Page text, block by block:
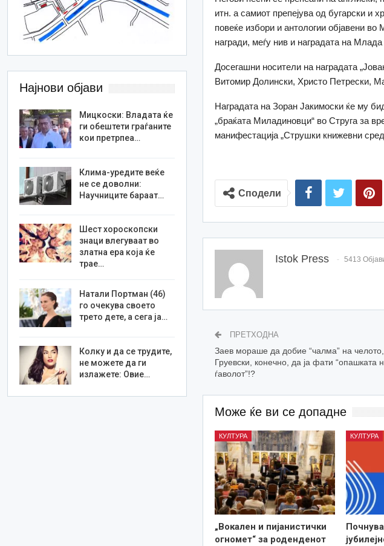
итн. а самиот препејува од бугарски и
повеќе избори и антологии објавени
награди, меѓу нив и наградата на
Досегашни носители на наградата
Витомир Долински, Христо Петрески,
Наградата на Зоран Јакимоски ќе му
„браќата Миладиновци“ во Струга за
манифестација „Струшки книжевни
Сподели
Istok Press 5413
ПРЕТХОДНА
Заев мораше да добие “чалма” на
Груевски, конечно, да ја фати “опашката
ѓаволот”!?
Може ќе ви се допадне
КУЛТУРА
„Вокален и пијанистички
огномет“ за роденденот
КУЛТУРА
Најнови објави
Мицкоски: Владата ќе
ги обештети граѓаните
кои претрпеа…
Клима-уредите веќе
не се доволни:
Научниците бараат…
Шест хороскопски
знаци влегуваат во
златна ера која ќе
трае…
Натали Портман (46)
го очекува своето
трето дете, а сега ја…
Колку и да се трудите,
не можете да ги
излажете: Овие…